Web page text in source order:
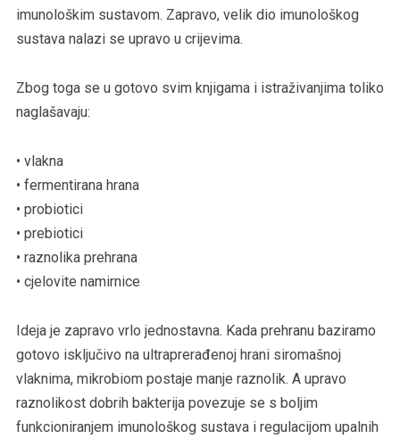
imunološkim sustavom. Zapravo, velik dio imunološkog
sustava nalazi se upravo u crijevima.
Zbog toga se u gotovo svim knjigama i istraživanjima toliko
naglašavaju:
• vlakna
• fermentirana hrana
• probiotici
• prebiotici
• raznolika prehrana
• cjelovite namirnice
Ideja je zapravo vrlo jednostavna. Kada prehranu baziramo
gotovo isključivo na ultraprerađenoj hrani siromašnoj
vlaknima, mikrobiom postaje manje raznolik. A upravo
raznolikost dobrih bakterija povezuje se s boljim
funkcioniranjem imunološkog sustava i regulacijom upalnih